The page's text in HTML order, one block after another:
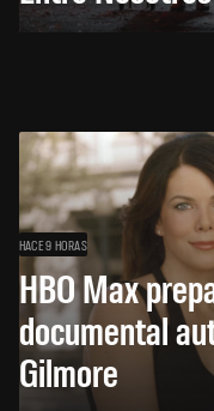
HACE 9 HORAS
HBO Max
documental
Gilmore